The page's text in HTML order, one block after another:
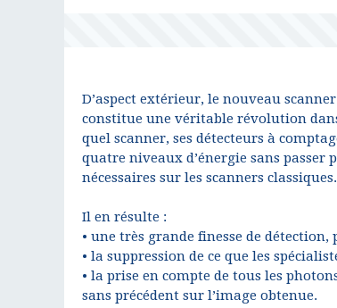
D’aspect extérieur, le nouveau
constitue une véritable révolution
quel scanner, ses détecteurs à
quatre niveaux d’énergie sans
nécessaires sur les scanners classiques.
Il en résulte :
• une très grande finesse de
• la suppression de ce que les
• la prise en compte de tous les
sans précédent sur l’image obtenue.